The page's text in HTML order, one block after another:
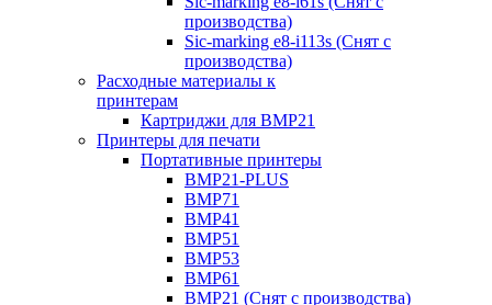
производства)
Sic-marking e8-i113s (Снят с
производства)
Расходные материалы к
принтерам
Картриджи для BMP21
Принтеры для печати
Портативные принтеры
BMP21-PLUS
BMP71
BMP41
BMP51
BMP53
BMP61
BMP21 (Снят с производства)